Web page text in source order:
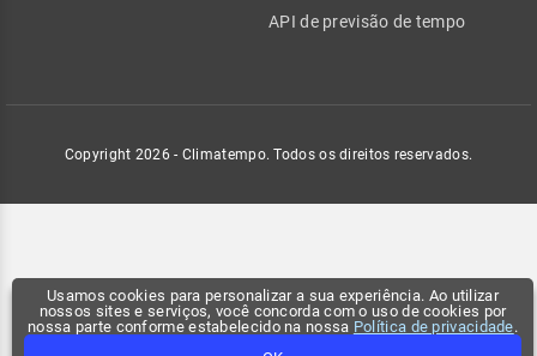
Usamos cookies para personalizar a sua experiência. Ao utilizar
nossos sites e serviços, você concorda com o uso de cookies por
nossa parte conforme estabelecido na nossa Política de privacidade.
API de previsão de tempo
Copyright 2026 - Climatempo. Todos os direitos reservados.